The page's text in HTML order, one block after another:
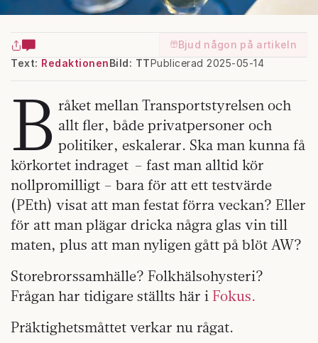
Bjud någon på artikeln
Text: Redaktionen Publicerad 2025-05-14
Bild: TT
B råket mellan Transportstyrelsen och
allt fler, både privatpersoner och
politiker, eskalerar. Ska man kunna få
körkortet indraget – fast man alltid kör
nollpromilligt – bara för att ett testvärde
(PEth) visat att man festat förra veckan? Eller
för att man plägar dricka några glas vin till
maten, plus att man nyligen gått på blöt AW?
Storebrorssamhälle? Folkhälsohysteri?
Frågan har tidigare ställts här i Fokus.
Präktighetsmåttet verkar nu rågat.